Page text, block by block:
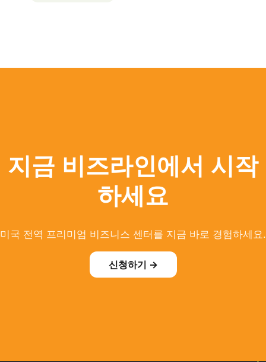
지금 비즈라인에서 시작
하세요
미국 전역 프리미엄 비즈니스 센터를 지금 바로 경험하세요.
신청하기 →